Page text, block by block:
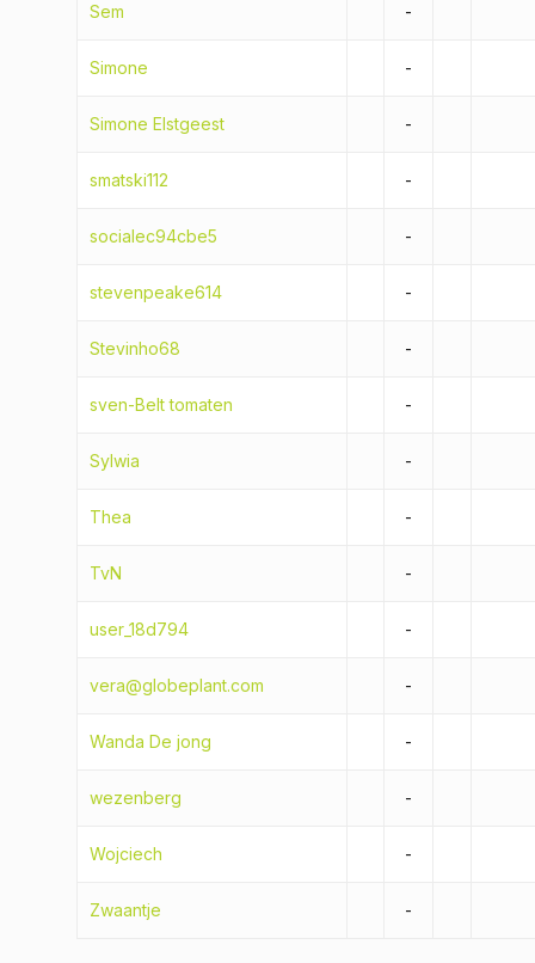
Sem -
Simone -
Simone Elstgeest -
smatski112 -
socialec94cbe5 -
stevenpeake614 -
Stevinho68 -
sven-Belt tomaten -
Sylwia -
Thea -
TvN -
user_18d794 -
vera@globeplant.com -
Wanda De jong -
wezenberg -
Wojciech -
Zwaantje -